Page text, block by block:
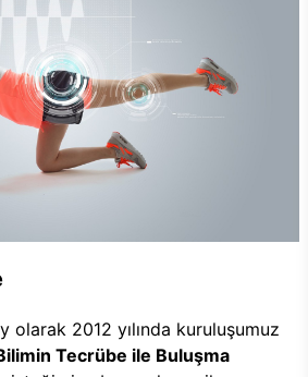
olarak 2012 yılında kuruluşumuz
Tecrübe ile Buluşma